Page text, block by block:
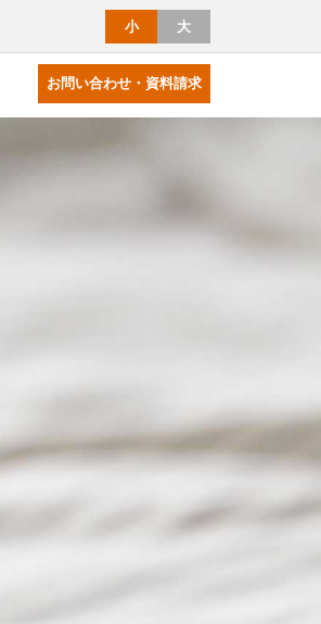
小 大
お問い合わせ・資料請求